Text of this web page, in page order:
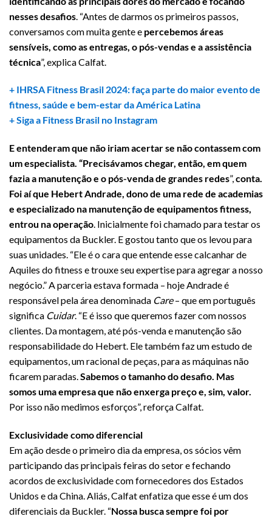
nesses desafios . “Antes de darmos os primeiros passos,
conversamos com muita gente e percebemos áreas
sensíveis, como as entregas, o pós-vendas e a assistência
técnica”, explica Calfat.
+ IHRSA Fitness Brasil 2024: faça parte do maior evento de
fitness, saúde e bem-estar da América Latina
+ Siga a Fitness Brasil no Instagram
E entenderam que não iriam acertar se não contassem com
um especialista. “Precisávamos chegar, então, em quem
fazia a manutenção e o pós-venda de grandes redes”,conta.
Foi aí que Hebert Andrade, dono de uma rede de academias
e especializado na manutenção de equipamentos fitness,
entrou na operação. Inicialmente foi chamado para testar os
equipamentos da Buckler. E gostou tanto que os levou para
suas unidades. “Ele é o cara que entende esse calcanhar de
Aquiles do fitness e trouxe seu expertise para agregar a nosso
negócio.” A parceria estava formada – hoje Andrade é
responsável pela área denominada Care– que em português
significa Cuidar. “E é isso que queremos fazer com nossos
clientes. Da montagem, até pós-venda e manutenção são
responsabilidade do Hebert. Ele também faz um estudo de
equipamentos, um racional de peças, para as máquinas não
ficarem paradas.Sabemos o tamanho do desafio. Mas
somos uma empresa que não enxerga preço e, sim, valor.
Por isso não medimos esforços”, reforça Calfat.
Exclusividade como diferencial
Em ação desde o primeiro dia da empresa, os sócios vêm
participando das principais feiras do setor e fechando
acordos de exclusividade com fornecedores dos Estados
Unidos e da China. Aliás, Calfat enfatiza que esse é um dos
diferenciais da Buckler. “Nossa busca sempre foi por